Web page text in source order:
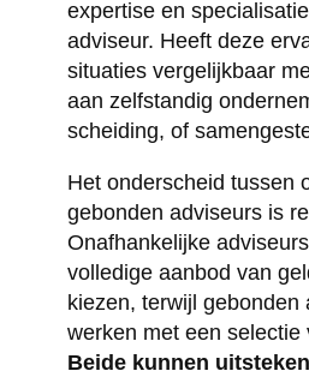
expertise en
adviseur. Heeft deze
situaties vergelijkbaar
aan zelfstandig
scheiding, of
Het onderscheid tussen
gebonden adviseurs is
Onafhankelijke
volledige aanbod van
kiezen, terwijl gebonden
werken met een selectie
Beide kunnen